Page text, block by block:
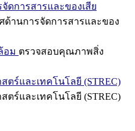
ดการสารและของเสีย
ด้านการจัดการสารและของ
อม ตรวจสอบคุณภาพสิ่ง
ตร์และเทคโนโลยี (STREC)
ตร์และเทคโนโลยี (STREC)